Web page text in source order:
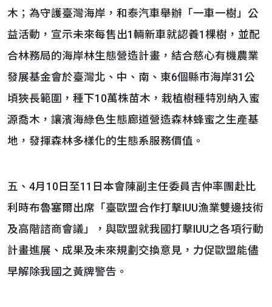
木；為守護臺灣海岸，和泰汽車舉辦「一車一樹」公
益活動，宣示未來每售出1輛新車就認養1棵樹，並配
合林務局的海岸林生態營造計畫，結合慈心有機農業
發展基金會於臺灣北、中、南、東6個縣市海岸31公
頃狹長範圍，種下10萬株苗木，栽植樹種特別納入蜜
源喬木，讓濱海綠色生態廊道營造森林蜂蜜之生產基
地，發揮森林多樣化的生態系服務價值。
五、4月10日至11日本會陳副主任委員吉仲率團赴比
利時布魯塞爾出席「臺歐盟合作打擊IUU漁業雙邊技術
及高階諮商會議」，與歐盟就我國打擊IUU之各項行動
計畫進展、成果及未來規劃交換意見，力促歐盟能儘
早解除我國之黃牌警告。